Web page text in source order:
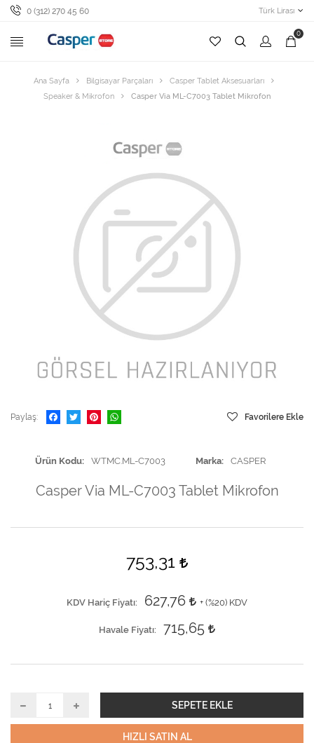
0 (312) 270 45 60 Türk Lirası
0
Ana Sayfa Bilgisayar Parçaları
Casper Tablet Aksesuarları
Speaker & Mikrofon
Casper Via ML-C7003 Tablet Mikrofon
Paylaş Favorilere Ekle
Ürün Kodu WTMC.ML-C7003 Marka CASPER
Casper Via ML-C7003 Tablet Mikrofon
753,31
KDV Hariç Fiyatı 627,76 + (%20) KDV
Havale Fiyatı 715,65
SEPETE EKLE
HIZLI SATIN AL